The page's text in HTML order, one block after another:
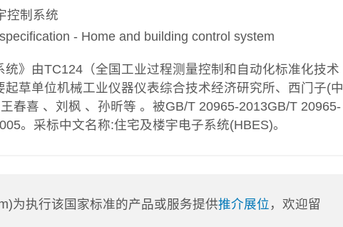
控制系统
- Home and building control system
》由TC124（全国工业过程测量控制和自动化标准化技术
草单位机械工业仪器仪表综合技术经济研究所、西门子(中
春喜 、刘枫 、孙昕等 。被GB/T 20965-2013GB/T 20965-
。采标中文名称:住宅及楼宇电子系统(HBES)。
为执行该国家标准的产品或服务提供推介展位 ，欢迎留